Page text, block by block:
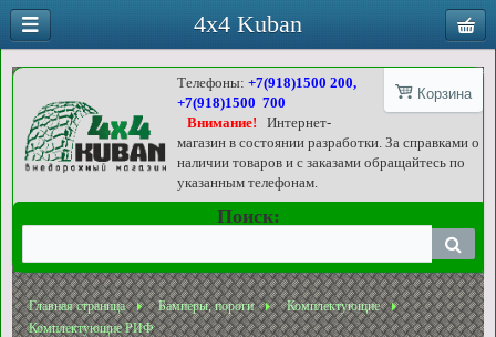
Корзина
Телефоны:+7(918)1500 200,
+7(918)1500 700
Внимание!
Интернет-
магазин в состоянии разработки. За справками о
наличии товаров и с заказами обращайтесь по
указанным телефонам.
Поиск:
Главная страница Бамперы, пороги
Комплектующие
Комплектующие РИФ
4x4 Kuban